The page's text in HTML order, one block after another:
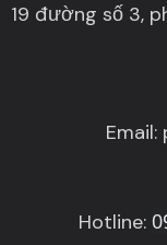
19 đường số 3,
Hotline: